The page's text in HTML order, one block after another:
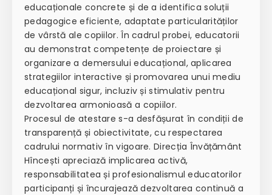
educaționale concrete și de a identifica soluții
pedagogice eficiente, adaptate particularităților
de vârstă ale copiilor. În cadrul probei, educatorii
au demonstrat competențe de proiectare și
organizare a demersului educațional, aplicarea
strategiilor interactive și promovarea unui mediu
educațional sigur, incluziv și stimulativ pentru
dezvoltarea armonioasă a copiilor.
Procesul de atestare s-a desfășurat în condiții de
transparență și obiectivitate, cu respectarea
cadrului normativ în vigoare. Direcția Învățământ
Hîncești apreciază implicarea activă,
responsabilitatea și profesionalismul educatorilor
participanți și încurajează dezvoltarea continuă a